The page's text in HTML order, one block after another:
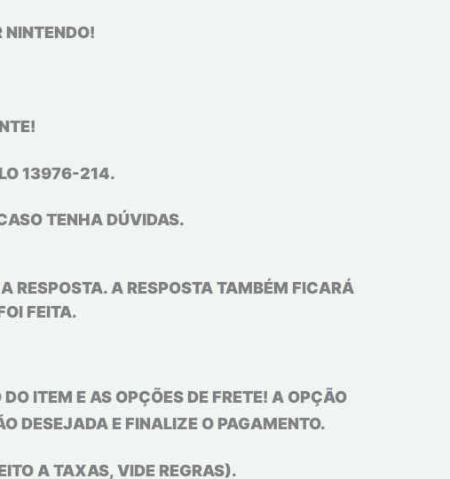
NINTENDO!
13976-214.
TENHA DÚVIDAS.
RESPOSTA. A RESPOSTA TAMBÉM FICARÁ
FEITA.
ITEM E AS OPÇÕES DE FRETE! A OPÇÃO
DESEJADA E FINALIZE O PAGAMENTO.
A TAXAS, VIDE REGRAS).